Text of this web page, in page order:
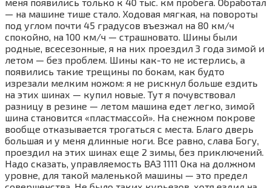
— на машине тише стало. Ходовая мягкая, на повороты
под углом почти 45 градусов въезжал на 80 км/ч
спокойно, на 100 км/ч — страшновато. Шины были
родные, всесезонные, я на них проездил 3 года зимой и
летом — без проблем. Шины как-то не истерлись, а
появились такие трещины по бокам, как будто
изрезали мелким ножом: я не рискнул больше ездить
на этих шинах — купил новые. Тут я почувствовал
разницу в резине — летом машина едет легко, зимой
шина становится «пластмассой». На снежном покрове
вообще отказывается трогаться с места. Благо дверь
большая и у меня длинные ноги. Все равно, слава Богу,
проездил на этих шинах еще 2 зимы, без приключений.
Надо сказать, управляемость ВАЗ 1111 Ока на должном
уровне, для такой маленькой машины — это предел